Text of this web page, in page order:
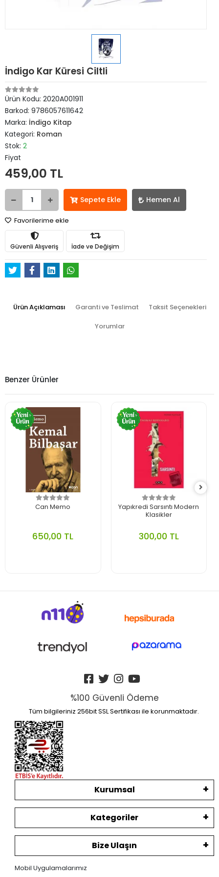
İndigo Kar Küresi Ciltli
Ürün Kodu: 2020A001911
Barkod: 9786057611642
Marka: İndigo Kitap
Kategori: Roman
Stok: 2
Fiyat
459,00 TL
Sepete Ekle Hemen Al
Favorilerime ekle
Güvenli Alışveriş İade ve Değişim
Ürün Açıklaması Garanti ve Teslimat Taksit Seçenekleri
Yorumlar
Benzer Ürünler
Can Memo
650,00 TL
Yapıkredi Sarsıntı Modern
Klasikler
300,00 TL
%100 Güvenli Ödeme
Tüm bilgileriniz 256bit SSL Sertifikası ile korunmaktadır.
Kurumsal
Kategoriler
Bize Ulaşın
Mobil Uygulamalarımız